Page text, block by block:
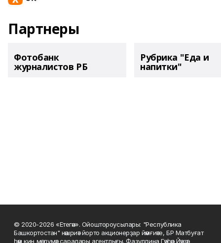
Партнеры
Фотобанк
журналистов РБ
Рубрика "Еда и
напитки"
© 2020-2026 «Етегән». Ойоштороусылары: "Республика
Башкортостан" нәшриәт йорто акционерҙар йәмғиәте, БР Матбуғат
һәм киң мәғлүмәт саралары агентлығы. Фазуллина Гәүһәр Йәүҙәт